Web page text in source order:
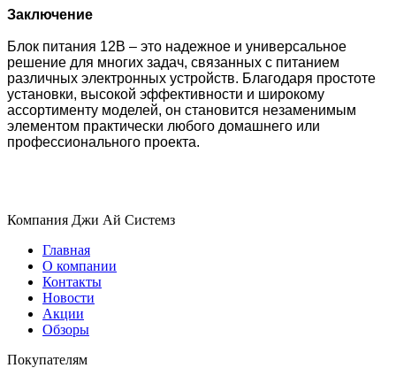
Заключение
Блок питания 12В – это надежное и универсальное
решение для многих задач, связанных с питанием
различных электронных устройств. Благодаря простоте
установки, высокой эффективности и широкому
ассортименту моделей, он становится незаменимым
элементом практически любого домашнего или
профессионального проекта.
Компания Джи Ай Системз
Главная
О компании
Контакты
Новости
Акции
Обзоры
Покупателям